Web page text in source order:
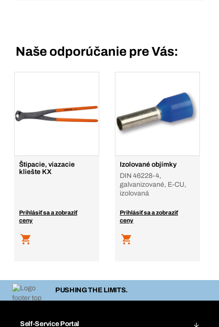
Naše odporúčanie pre Vás:
Štipacie, viazacie
kliešte KX
Prihlásiť sa a zobraziť
ceny
Izolované objímky
DIN 46228-4,
galvanizované, E-CU,
izolovaná
Prihlásiť sa a zobraziť
ceny
PUSHING THE LIMITS.
Self-Service Portal